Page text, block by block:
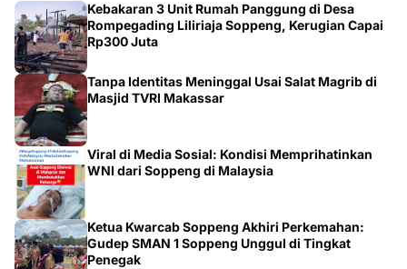
Kebakaran 3 Unit Rumah Panggung di Desa
Rompegading Liliriaja Soppeng, Kerugian Capai
Rp300 Juta
Tanpa Identitas Meninggal Usai Salat Magrib di
Masjid TVRI Makassar
Viral di Media Sosial: Kondisi Memprihatinkan
WNI dari Soppeng di Malaysia
Ketua Kwarcab Soppeng Akhiri Perkemahan:
Gudep SMAN 1 Soppeng Unggul di Tingkat
Penegak